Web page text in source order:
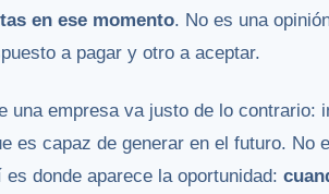
en ese momento. No es una
a pagar y otro a aceptar.
una empresa va justo de lo
es capaz de generar en el futuro.
es donde aparece la oportunidad: